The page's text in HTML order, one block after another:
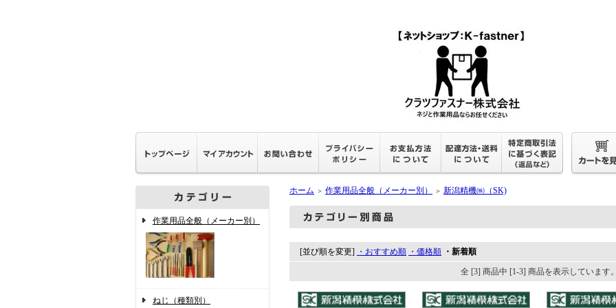
作業用品全般（メーカー別）
ねじ（種類別）
ホーム ＞ 作業用品全般（メーカー別） ＞ 新潟精機㈱（SK)
[並び順を変更] ・おすすめ順 ・価格順 ・新着順
全 [3] 商品中 [1-3] 商品を表示しています